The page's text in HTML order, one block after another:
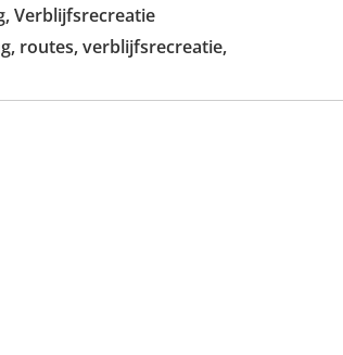
,Verblijfsrecreatie
, routes,verblijfsrecreatie,